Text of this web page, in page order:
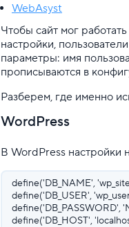
WebAsyst
Чтобы сайт мог
настройки,
параметры: имя
прописываются в
Разберем, где именно
WordPress
В WordPress настройки
define('DB_NAME',
define('DB_USER',
define('DB_PASSWORD',
define('DB_HOST',